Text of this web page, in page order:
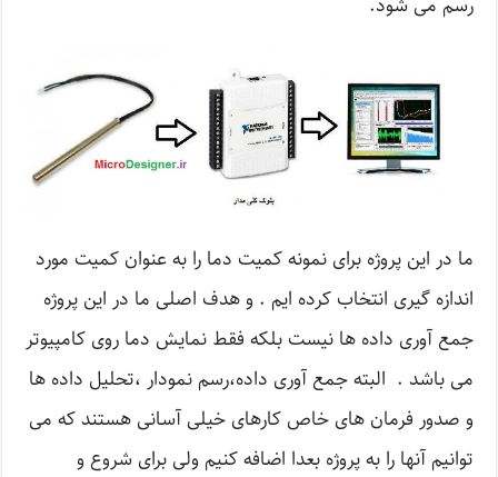
ما در این پروژه برای نمونه کمیت دما را به عنوان کمیت مورد
اندازه گیری انتخاب کرده ایم . و هدف اصلی ما در این پروژه
جمع آوری داده ها نیست بلکه فقط نمایش دما روی کامپیوتر
می باشد . البته جمع آوری داده،رسم نمودار ،تحلیل داده ها
و صدور فرمان های خاص کارهای خیلی آسانی هستند که می
توانیم آنها را به پروژه بعدا اضافه کنیم ولی برای شروع و